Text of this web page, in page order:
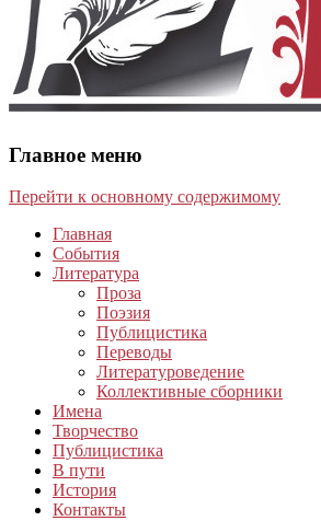
Главное меню
Перейти к основному содержимому
Главная
События
Литература
Проза
Поэзия
Публицистика
Переводы
Литературоведение
Коллективные сборники
Имена
Творчество
Публицистика
В пути
История
Контакты